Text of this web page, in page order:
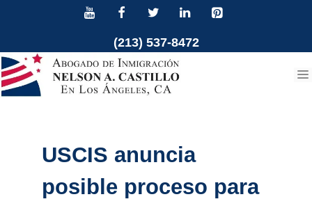
contenido
(213) 537-8472
USCIS anuncia
posible proceso para